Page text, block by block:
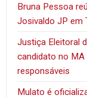
Bruna Pessoa
Josivaldo JP em
Justiça Eleitoral
candidato no
responsáveis
Mulato é